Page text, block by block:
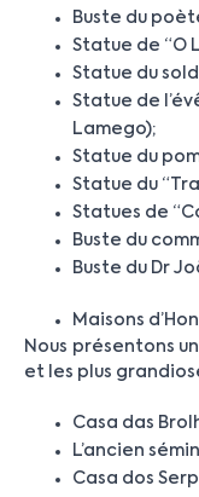
Buste du
Statue de “O
Statue du
Statue de
Lamego);
Statue du
Statue du
Statues de
Buste du
Buste du Dr
Maisons
Nous présentons
et les plus
Casa das
L’ancien
Casa dos